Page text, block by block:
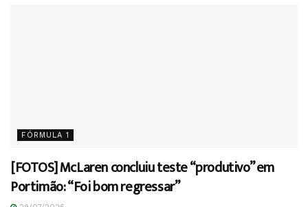
FÓRMULA 1
[FOTOS] McLaren concluiu teste “produtivo” em
Portimão: “Foi bom regressar”